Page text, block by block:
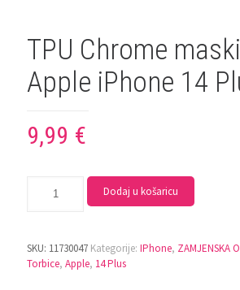
TPU Chrome
Apple iPhone 14
9,99 €
Dodaj u košaricu
SKU: 11730047 Kategorije: IPhone, ZAMJENSKA
Torbice, Apple, 14 Plus